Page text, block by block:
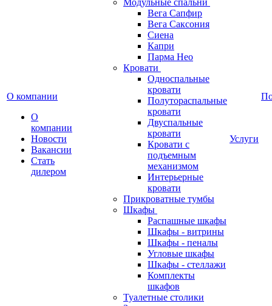
О компании
О
компании
Новости
Вакансии
Стать
дилером
Модульные спальни
Вега Сапфир
Вега Саксония
Сиена
Капри
Парма Нео
Кровати
Односпальные
кровати
Полутораспальные
кровати
Двуспальные
кровати
Кровати с
подъемным
механизмом
Интерьерные
кровати
Прикроватные тумбы
Шкафы
Распашные шкафы
Шкафы - витрины
Шкафы - пеналы
Угловые шкафы
Шкафы - стеллажи
Комплекты
шкафов
Туалетные столики
Услуги